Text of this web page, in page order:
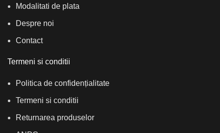
Modalitati de plata
Despre noi
Contact
Termeni si conditii
Politica de confidențialitate
Termeni si conditii
Returnarea produselor